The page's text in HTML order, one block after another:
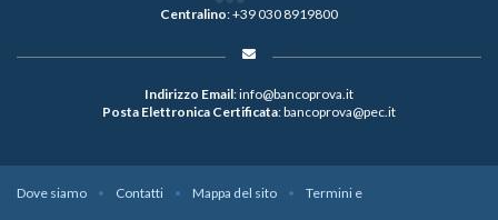
Centralino:+39 030 8919800
Indirizzo Email:info@bancoprova.it
Posta Elettronica Certificata:bancoprova@pec.it
Dove siamo Contatti Mappa del sito
Termini e